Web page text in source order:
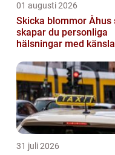
01 augusti 2026
Skicka blommor Åhus så
skapar du personliga
hälsningar med känsla
31 juli 2026